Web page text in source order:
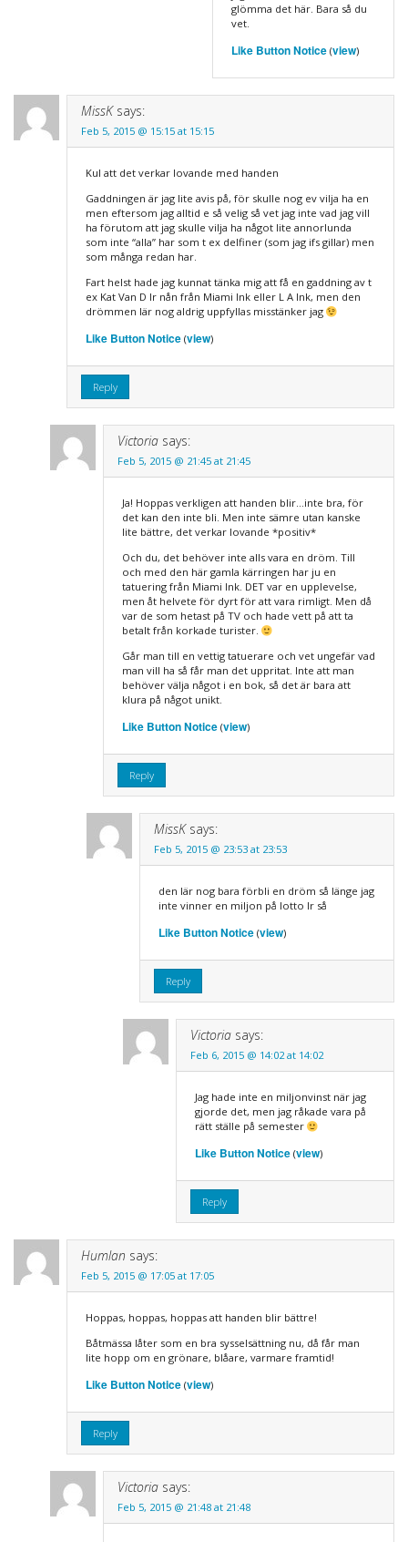
glömma det här. Bara så du
vet.
Like Button Notice(view)
MissK says:
Feb 5, 2015 @ 15:15 at 15:15
Kul att det verkar lovande med handen
Gaddningen är jag lite avis på, för skulle nog ev vilja ha en
men eftersom jag alltid e så velig så vet jag inte vad jag vill
ha förutom att jag skulle vilja ha något lite annorlunda
som inte “alla” har som t ex delfiner (som jag ifs gillar) men
som många redan har.
Fart helst hade jag kunnat tänka mig att få en gaddning av t
ex Kat Van D lr nån från Miami Ink eller L A Ink, men den
drömmen lär nog aldrig uppfyllas misstänker jag
Like Button Notice(view)
Reply
Victoria says:
Feb 5, 2015 @ 21:45 at 21:45
Ja! Hoppas verkligen att handen blir…inte bra, för
det kan den inte bli. Men inte sämre utan kanske
lite bättre, det verkar lovande *positiv*
Och du, det behöver inte alls vara en dröm. Till
och med den här gamla kärringen har ju en
tatuering från Miami Ink. DET var en upplevelse,
men åt helvete för dyrt för att vara rimligt. Men då
var de som hetast på TV och hade vett på att ta
betalt från korkade turister.
Går man till en vettig tatuerare och vet ungefär vad
man vill ha så får man det uppritat. Inte att man
behöver välja något i en bok, så det är bara att
klura på något unikt.
Like Button Notice(view)
Reply
MissK says:
Feb 5, 2015 @ 23:53 at 23:53
den lär nog bara förbli en dröm så länge jag
inte vinner en miljon på lotto lr så
Like Button Notice(view)
Reply
Victoria says:
Feb 6, 2015 @ 14:02 at 14:02
Jag hade inte en miljonvinst när jag
gjorde det, men jag råkade vara på
rätt ställe på semester
Like Button Notice(view)
Reply
Humlan says:
Feb 5, 2015 @ 17:05 at 17:05
Hoppas, hoppas, hoppas att handen blir bättre!
Båtmässa låter som en bra sysselsättning nu, då får man
lite hopp om en grönare, blåare, varmare framtid!
Like Button Notice(view)
Reply
Victoria says:
Feb 5, 2015 @ 21:48 at 21:48